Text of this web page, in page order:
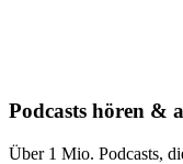
Podcasts hören &
Über 1 Mio. Podcasts,